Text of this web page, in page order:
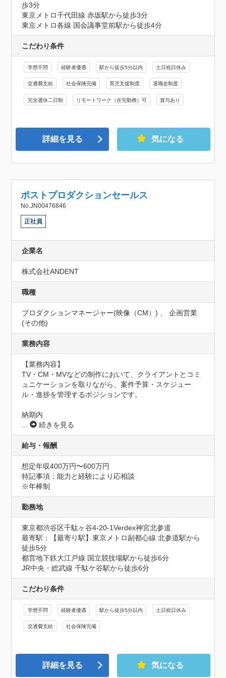
歩3分
東京メトロ千代田線 赤坂駅から徒歩3分
東京メトロ各線 国会議事堂前駅から徒歩4分
こだわり条件
学歴不問 経験者優遇 駅から徒歩5分以内 土日祝日休み
交通費支給 社会保険完備 育児支援制度 退職金制度
完全週休二日制 リモートワーク（在宅勤務）可 賞与あり
詳細を見る 気になる
ポストプロダクションセールス
No.JN00476846
正社員
企業名
株式会社ANDENT
職種
プロダクションマネージャー(映像（CM）) 、 企画営業
(その他)
業務内容
【業務内容】
TV・CM・MVなどの制作において、クライアントとコミ
ュニケーションを取りながら、案件予算・スケジュー
ル・進捗を管理するポジションです。
納期内
...
続きを見る
給与・報酬
想定年収400万円〜600万円
特記事項：能力と経験により応相談
※年棒制
勤務地
東京都渋谷区千駄ヶ谷4-20‐1Verdex神宮北参道
最寄駅：【最寄り駅】東京メトロ副都心線 北参道駅から
徒歩5分
都営地下鉄大江戸線 国立競技場駅から徒歩6分
JR中央・総武線 千駄ケ谷駅から徒歩6分
こだわり条件
学歴不問 経験者優遇 駅から徒歩5分以内 土日祝日休み
交通費支給 社会保険完備
詳細を見る 気になる